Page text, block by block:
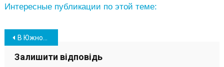
Интересные публикации по этой теме:
Навігація
записів
В Южном комиссия протестировала тренажеры спортплощадки, которую готовят к открытию
Залишити відповідь